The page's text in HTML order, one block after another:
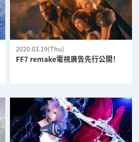
2020.03.19(Thu)
FF7 remake電視廣告先行公開！